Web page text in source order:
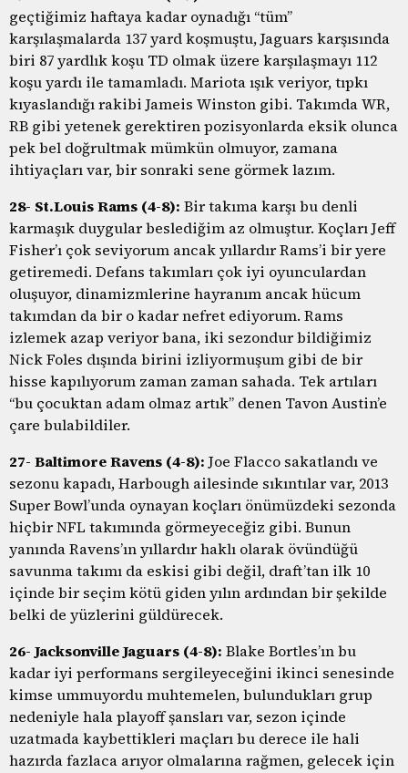
geçtiğimiz haftaya kadar oynadığı “tüm”
karşılaşmalarda 137 yard koşmuştu, Jaguars karşısında
biri 87 yardlık koşu TD olmak üzere karşılaşmayı 112
koşu yardı ile tamamladı. Mariota ışık veriyor, tıpkı
kıyaslandığı rakibi Jameis Winston gibi. Takımda WR,
RB gibi yetenek gerektiren pozisyonlarda eksik olunca
pek bel doğrultmak mümkün olmuyor, zamana
ihtiyaçları var, bir sonraki sene görmek lazım.
28- St.Louis Rams (4-8): Bir takıma karşı bu denli
karmaşık duygular beslediğim az olmuştur. Koçları Jeff
Fisher’ı çok seviyorum ancak yıllardır Rams’i bir yere
getiremedi. Defans takımları çok iyi oyunculardan
oluşuyor, dinamizmlerine hayranım ancak hücum
takımdan da bir o kadar nefret ediyorum. Rams
izlemek azap veriyor bana, iki sezondur bildiğimiz
Nick Foles dışında birini izliyormuşum gibi de bir
hisse kapılıyorum zaman zaman sahada. Tek artıları
“bu çocuktan adam olmaz artık” denen Tavon Austin’e
çare bulabildiler.
27- Baltimore Ravens (4-8): Joe Flacco sakatlandı ve
sezonu kapadı, Harbough ailesinde sıkıntılar var, 2013
Super Bowl’unda oynayan koçları önümüzdeki sezonda
hiçbir NFL takımında görmeyeceğiz gibi. Bunun
yanında Ravens’ın yıllardır haklı olarak övündüğü
savunma takımı da eskisi gibi değil, draft’tan ilk 10
içinde bir seçim kötü giden yılın ardından bir şekilde
belki de yüzlerini güldürecek.
26- Jacksonville Jaguars (4-8): Blake Bortles’ın bu
kadar iyi performans sergileyeceğini ikinci senesinde
kimse ummuyordu muhtemelen, bulundukları grup
nedeniyle hala playoff şansları var, sezon içinde
uzatmada kaybettikleri maçları bu derece ile hali
hazırda fazlaca arıyor olmalarına rağmen, gelecek için